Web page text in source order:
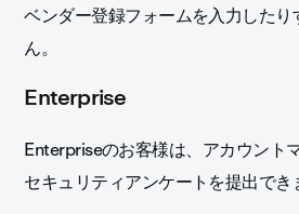
ベンダー登録フォームを入力した
ん。
Enterprise
Enterpriseのお客様は、アカウント
セキュリティアンケートを提出でき